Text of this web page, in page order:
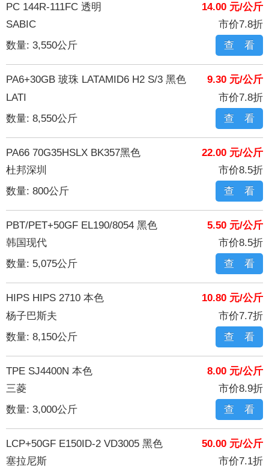
PC 144R-111FC 透明
14.00 元/公斤
SABIC
市价7.8折
数量: 3,550公斤
查 看
PA6+30GB 玻珠 LATAMID6 H2 S/3 黑色
9.30 元/公斤
LATI
市价7.8折
数量: 8,550公斤
查 看
PA66 70G35HSLX BK357黑色
22.00 元/公斤
杜邦深圳
市价8.5折
数量: 800公斤
查 看
PBT/PET+50GF EL190/8054 黑色
5.50 元/公斤
韩国现代
市价8.5折
数量: 5,075公斤
查 看
HIPS HIPS 2710 本色
10.80 元/公斤
杨子巴斯夫
市价7.7折
数量: 8,150公斤
查 看
TPE SJ4400N 本色
8.00 元/公斤
三菱
市价8.9折
数量: 3,000公斤
查 看
LCP+50GF E150ID-2 VD3005 黑色
50.00 元/公斤
塞拉尼斯
市价7.1折